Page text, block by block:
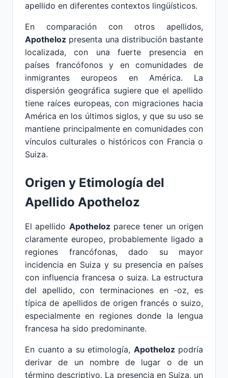
apellido en diferentes contextos lingüísticos.
En comparación con otros apellidos,
Apotheloz presenta una distribución bastante
localizada, con una fuerte presencia en
países francófonos y en comunidades de
inmigrantes europeos en América. La
dispersión geográfica sugiere que el apellido
tiene raíces europeas, con migraciones hacia
América en los últimos siglos, y que su uso se
mantiene principalmente en comunidades con
vínculos culturales o históricos con Francia o
Suiza.
Origen y Etimología del
Apellido Apotheloz
El apellido Apothelozparece tener un origen
claramente europeo, probablemente ligado a
regiones francófonas, dado su mayor
incidencia en Suiza y su presencia en países
con influencia francesa o suiza. La estructura
del apellido, con terminaciones en -oz, es
típica de apellidos de origen francés o suizo,
especialmente en regiones donde la lengua
francesa ha sido predominante.
En cuanto a su etimología, Apothelozpodría
derivar de un nombre de lugar o de un
término descriptivo. La presencia en Suiza, un